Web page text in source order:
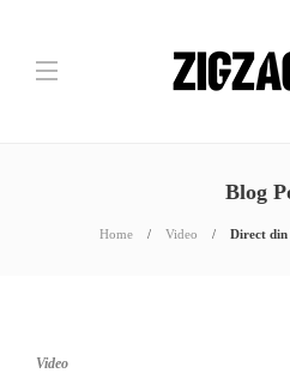
Blog
Home Video Direct din
Video